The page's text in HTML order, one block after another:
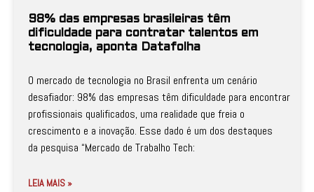
98% das empresas brasileiras têm
dificuldade para contratar talentos em
tecnologia, aponta Datafolha
O mercado de tecnologia no Brasil enfrenta um cenário
desafiador: 98% das empresas têm dificuldade para encontrar
profissionais qualificados, uma realidade que freia o
crescimento e a inovação. Esse dado é um dos destaques
da pesquisa “Mercado de Trabalho Tech:
LEIA MAIS »